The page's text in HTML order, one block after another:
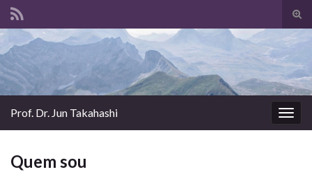
de
Search for:
Prof. Dr. Jun Takahashi
Quem sou